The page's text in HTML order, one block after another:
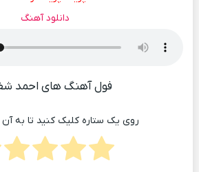
دانلود آهنگ
فول آهنگ های احمد
روی یک ستاره کلیک کنید تا به آن